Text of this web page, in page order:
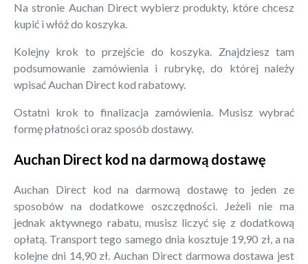
Na stronie Auchan Direct wybierz produkty, które chcesz
kupić i włóż do koszyka.
Kolejny krok to przejście do koszyka. Znajdziesz tam
podsumowanie zamówienia i rubrykę, do której należy
wpisać Auchan Direct kod rabatowy.
Ostatni krok to finalizacja zamówienia. Musisz wybrać
formę płatności oraz sposób dostawy.
Auchan Direct kod na darmową dostawę
Auchan Direct kod na darmową dostawę to jeden ze
sposobów na dodatkowe oszczędności. Jeżeli nie ma
jednak aktywnego rabatu, musisz liczyć się z dodatkową
opłatą. Transport tego samego dnia kosztuje 19,90 zł, a na
kolejne dni 14,90 zł. Auchan Direct darmowa dostawa jest